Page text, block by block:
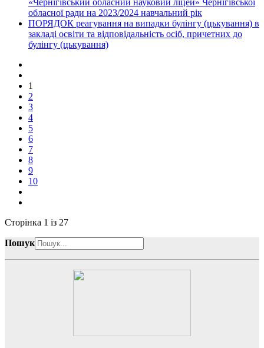
«Чернігівський обласний науковий ліцей» Чернігівської
обласної ради на 2023/2024 навчальний рік
ПОРЯДОК реагування на випадки булінгу (цькування) в
закладі освіти та відповідальність осіб, причетних до
булінгу (цькування)
1
2
3
4
5
6
7
8
9
10
Сторінка 1 із 27
Пошук